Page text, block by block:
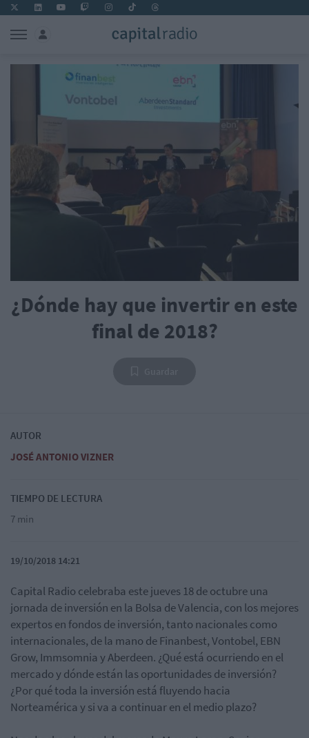
¿Dónde hay que invertir en este
final de 2018?
AUTOR
JOSÉ ANTONIO VIZNER
TIEMPO DE LECTURA
7 min
19/10/2018 14:21
Capital Radio celebraba este jueves 18 de octubre una
jornada de inversión en la Bolsa de Valencia, con los mejores
expertos en fondos de inversión, tanto nacionales como
internacionales, de la mano deFinanbest, Vontobel, EBN
Grow, Immsomnia y Aberdeen. ¿Qué está ocurriendo en el
mercado y dónde están las oportunidades de inversión?
¿Por qué toda la inversión está fluyendo hacia
Norteamérica y si va a continuar en el medio plazo?